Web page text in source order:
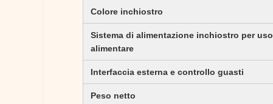
Colore inchiostro
Sistema di alimentazione inchiostro per uso
alimentare
Interfaccia esterna e controllo guasti
Peso netto